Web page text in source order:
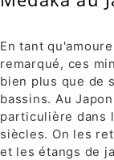
En tant
remarqué, ces
bien plus que de
bassins. Au
particulière dans
siècles. On les
et les étangs de